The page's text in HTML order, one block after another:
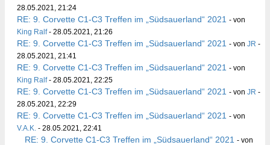
28.05.2021, 21:24
RE: 9. Corvette C1-C3 Treffen im „Südsauerland“ 2021 - von
King Ralf- 28.05.2021, 21:26
RE: 9. Corvette C1-C3 Treffen im „Südsauerland“ 2021 - von JR -
28.05.2021, 21:41
RE: 9. Corvette C1-C3 Treffen im „Südsauerland“ 2021 - von
King Ralf- 28.05.2021, 22:25
RE: 9. Corvette C1-C3 Treffen im „Südsauerland“ 2021 - von JR -
28.05.2021, 22:29
RE: 9. Corvette C1-C3 Treffen im „Südsauerland“ 2021 - von
V.A.K. - 28.05.2021, 22:41
RE: 9. Corvette C1-C3 Treffen im „Südsauerland“ 2021 - von